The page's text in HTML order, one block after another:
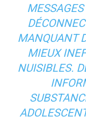
MANQUANT
MIEUX
NUISIBLES.